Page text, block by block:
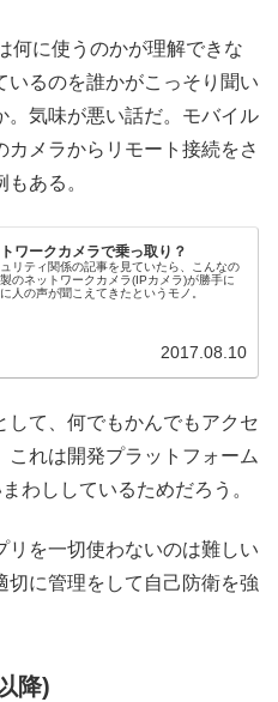
何に使うのかが理解できな
いるのを誰かがこっそり聞い
。気味が悪い話だ。モバイル
メラからリモート接続をさ
ある。
ワークカメラで乗っ取り？
リティ関係の記事を見ていたら、こんなの
のネットワークカメラ(IPカメラ)が勝手に
人の声が聞こえてきたというモノ。
2017.08.10
して、何でもかんでもアクセ
これは開発プラットフォーム
わししているためだろう。
リを一切使わないのは難しい
切に管理をして自己防衛を強
降)